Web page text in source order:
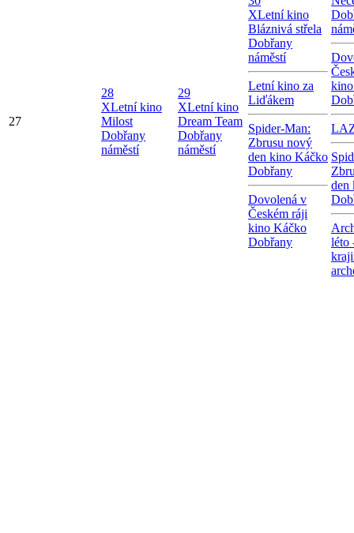
27
28
XLetní kino
Milost
Dobřany
náměstí
29
XLetní kino
Dream Team
Dobřany
náměstí
XLetní kino
Bláznivá střela
Dobřany
náměstí
Letní kino za
Liďákem
Spider-Man:
Zbrusu nový
den kino Káčko
Dobřany
Dovolená v
Českém ráji
kino Káčko
Dobřany
den
léto